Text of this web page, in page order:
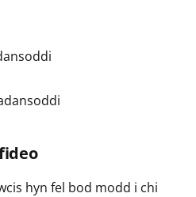
hyn fel bod modd i chi